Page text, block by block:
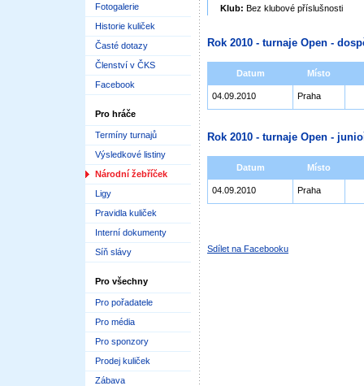
Fotogalerie
Historie kuliček
Časté dotazy
Členství v ČKS
Facebook
Pro hráče
Termíny turnajů
Výsledkové listiny
Národní žebříček
Ligy
Pravidla kuliček
Interní dokumenty
Síň slávy
Pro všechny
Pro pořadatele
Pro média
Pro sponzory
Prodej kuliček
Zábava
Klub: Bez klubové příslušnosti
Rok 2010 - turnaje Open -
Datum Místo
04.09.2010 Praha
Rok 2010 - turnaje Open -
Datum Místo
04.09.2010 Praha
Sdílet na Facebooku